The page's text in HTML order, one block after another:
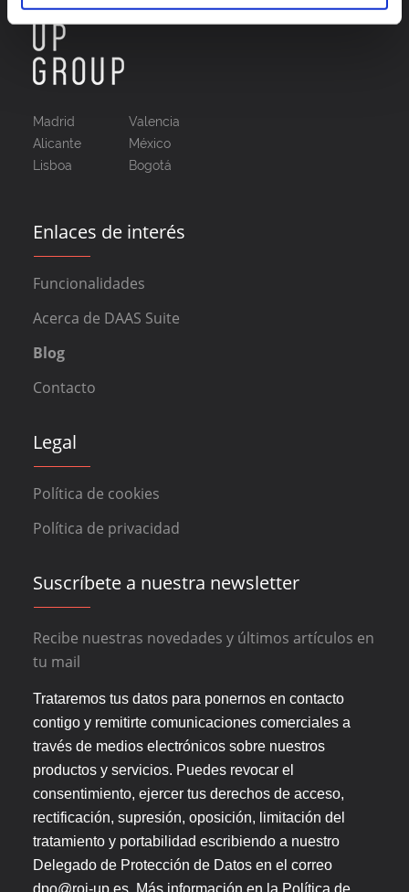
Madrid
Valencia
Alicante
México
Lisboa
Bogotá
Enlaces de interés
Funcionalidades
Acerca de DAAS Suite
Blog
Contacto
Legal
Política de cookies
Política de privacidad
Suscríbete a nuestra newsletter
Recibe nuestras novedades y últimos artículos en
tu mail
Trataremos tus datos para ponernos en contacto
contigo y remitirte comunicaciones comerciales a
través de medios electrónicos sobre nuestros
productos y servicios. Puedes revocar el
consentimiento, ejercer tus derechos de acceso,
rectificación, supresión, oposición, limitación del
tratamiento y portabilidad escribiendo a nuestro
Delegado de Protección de Datos en el correo